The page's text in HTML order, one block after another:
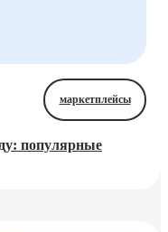
маркетплейсы
популярные